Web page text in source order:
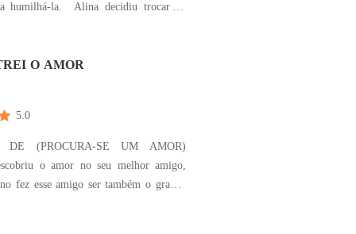
Alina decidiu trocar de
E o outro era o homem
O AMOR
5.0
(PROCURA-SE UM AMOR)
o amor no seu melhor amigo,
esse amigo ser também o grande